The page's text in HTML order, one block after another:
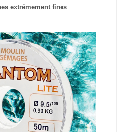
extrêmement fines